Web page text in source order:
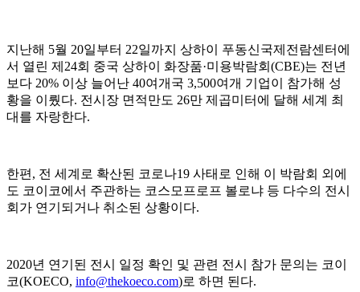
지난해 5월 20일부터 22일까지 상하이 푸동신국제전람센터에
서 열린 제24회 중국 상하이 화장품·미용박람회(CBE)는 전년
보다 20% 이상 늘어난 40여개국 3,500여개 기업이 참가해 성
황을 이뤘다. 전시장 면적만도 26만 제곱미터에 달해 세계 최
대를 자랑한다.
한편, 전 세계로 확산된 코로나19 사태로 인해 이 박람회 외에
도 코이코에서 주관하는 코스모프로프 볼로냐 등 다수의 전시
회가 연기되거나 취소된 상황이다.
2020년 연기된 전시 일정 확인 및 관련 전시 참가 문의는 코이
코(KOECO, info@thekoeco.com)로 하면 된다.